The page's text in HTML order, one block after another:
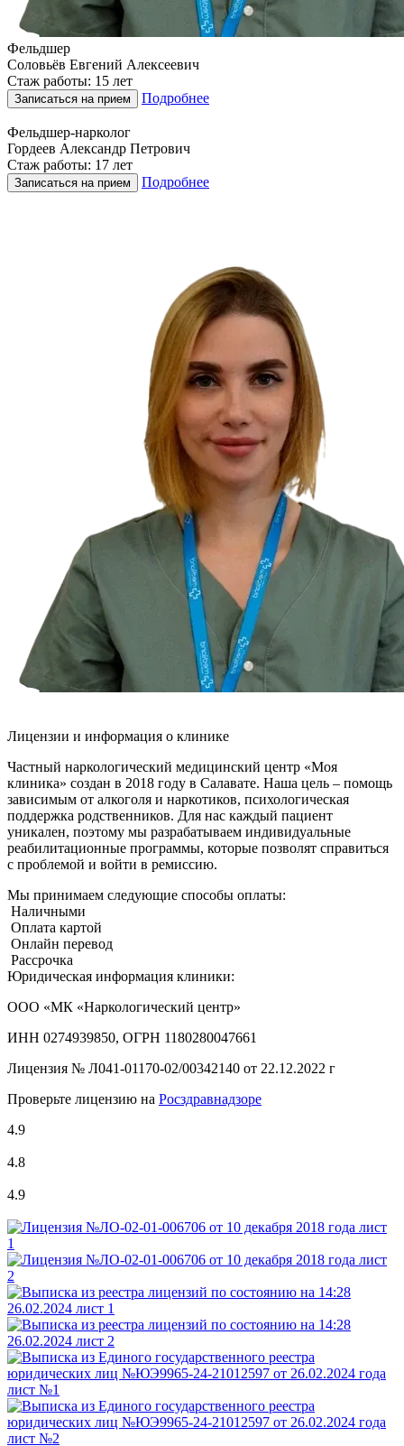
Фельдшер
Соловьёв Евгений Алексеевич
Стаж работы: 15 лет
Записаться на прием Подробнее
Фельдшер-нарколог
Гордеев Александр Петрович
Стаж работы: 17 лет
Записаться на прием Подробнее
Лицензии и информация о клинике
Частный наркологический медицинский центр «Моя
клиника» создан в 2018 году в Салавате. Наша цель – помощь
зависимым от алкоголя и наркотиков, психологическая
поддержка родственников. Для нас каждый пациент
уникален, поэтому мы разрабатываем индивидуальные
реабилитационные программы, которые позволят справиться
с проблемой и войти в ремиссию.
Мы принимаем следующие способы оплаты:
Наличными
Оплата картой
Онлайн перевод
Рассрочка
Юридическая информация клиники:
ООО «МК «Наркологический центр»
ИНН 0274939850, ОГРН 1180280047661
Лицензия № Л041-01170-02/00342140 от 22.12.2022 г
Проверьте лицензию на Росздравнадзоре
4.9
4.8
4.9